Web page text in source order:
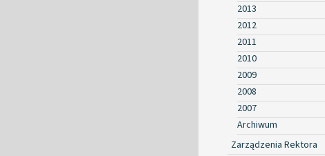
2013
2012
2011
2010
2009
2008
2007
Archiwum
Zarządzenia Rektora